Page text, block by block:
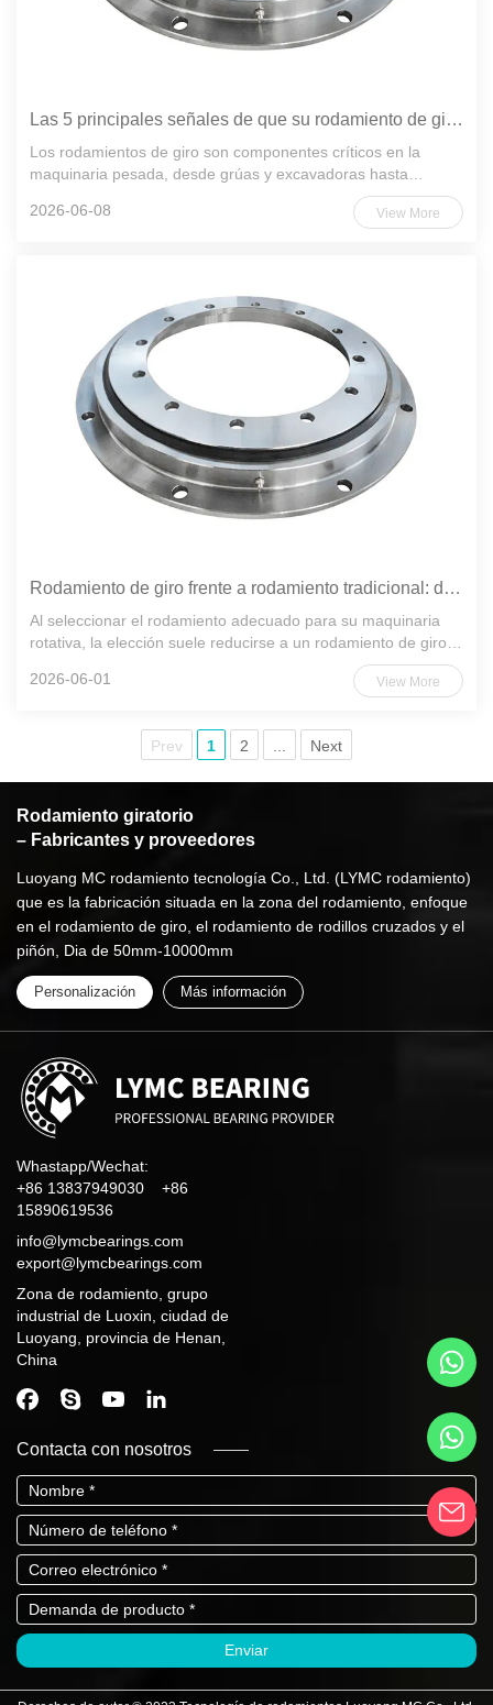
Las 5 principales señales de que su rodamiento de giro necesita un reemplazo inmediato
Los rodamientos de giro son componentes críticos en la
maquinaria pesada, desde grúas y excavadoras hasta
turbinas eólicas y equipos marinos. Cuando empiezan a fallar,
las consecuencias pueden ser catastróficas: paradas no
2026-06-08 View More
Rodamiento de giro frente a rodamiento tradicional: diferencias clave explicadas
Al seleccionar el rodamiento adecuado para su maquinaria
rotativa, la elección suele reducirse a un rodamiento de giro o
un rodamiento tradicional. Ambos cumplen la función
fundamental de permitir el movimiento de rotación y soportar
2026-06-01 View More
Prev 1 2 ... Next
Rodamiento giratorio
– Fabricantes y proveedores
Luoyang MC rodamiento tecnología Co., Ltd. (LYMC rodamiento)
que es la fabricación situada en la zona del rodamiento, enfoque
en el rodamiento de giro, el rodamiento de rodillos cruzados y el
piñón, Dia de 50mm-10000mm
Personalización Más información
Whastapp/Wechat:
+86 13837949030 +86
15890619536
info@lymcbearings.com
export@lymcbearings.com
Zona de rodamiento, grupo
industrial de Luoxin, ciudad de
Luoyang, provincia de Henan,
China
Contacta con nosotros
Enviar